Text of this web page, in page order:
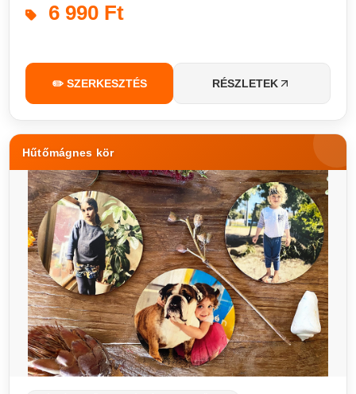
6 990 Ft
✏️ SZERKESZTÉS RÉSZLETEK
Hűtőmágnes kör